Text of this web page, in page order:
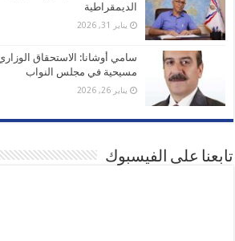
الديمقراطية
يناير 31, 2026
سامي أوشانا: الاستحقاق
مسيحية في مجلس النواب
يناير 26, 2026
تابعنا على الفيسبوك